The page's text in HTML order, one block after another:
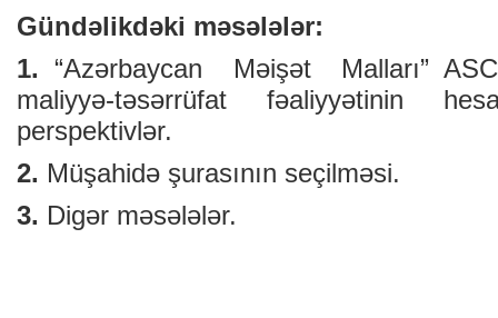
Gündəlikdəki məsələlər:
1. “Azərbaycan Məişət Malları”
maliyyə-təsərrüfat fəaliyyətinin
perspektivlər.
2. Müşahidə şurasının seçilməsi.
3. Digər məsələlər.